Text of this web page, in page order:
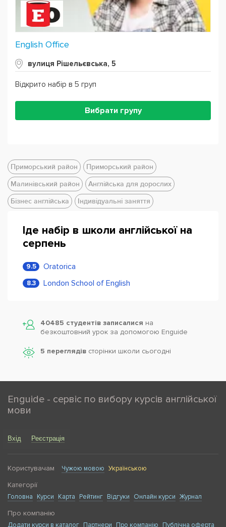
English Office
вулиця Рішельєвська, 5
Відкрито набір в 5 груп
Вибрати групу
Приморський район
Приморський район
Малинівський район
Англійська для дорослих
Бізнес англійська
Індивідуальні заняття
Іде набір в школи англійської на
серпень
9.5 Oratorica
8.3 London School of English
40485 студентів записалися на
безкоштовний урок за допомогою Enguide
5 переглядів сторінки школи cьогодні
Enguide - сервіс по вибору курсів англійської
мови
Вхід Реєстрація
Користувачам Чужою мовою Українською
Категорії
Головна Курси Карта Рейтинг Відгуки Онлайн курси Журнал
Про компанію
Додати курси в каталог Партнери Про компанію Публічна оферта